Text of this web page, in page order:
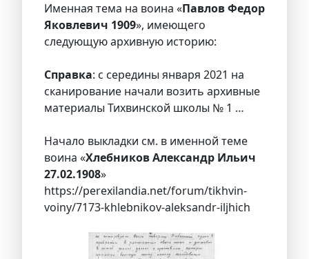
Именная тема на воина «Павлов Федор
Яковлевич 1909», имеющего
следующую архивную историю:
Справка: с середины января 2021 на
сканирование начали возить архивные
материалы Тихвинской школы № 1 …
Начало выкладки см. в именной теме
воина «Хлебников Александр Ильич
27.02.1908»
https://perexilandia.net/forum/tikhvin-
voiny/7173-khlebnikov-aleksandr-iljhich